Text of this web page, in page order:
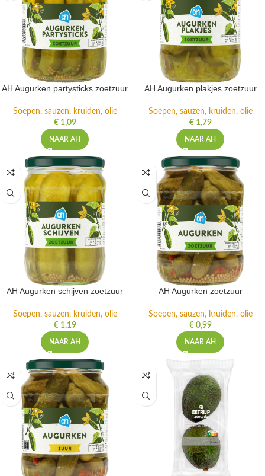
AH Augurken partysticks zoetzuur
Soepen, sauzen, kruiden, olie
€1,09
NAAR AH
AH Augurken plakjes zoetzuur
Soepen, sauzen, kruiden, olie
€1,79
NAAR AH
AH Augurken schijven zoetzuur
Soepen, sauzen, kruiden, olie
€1,19
NAAR AH
AH Augurken zoetzuur
Soepen, sauzen, kruiden, olie
€0,99
NAAR AH